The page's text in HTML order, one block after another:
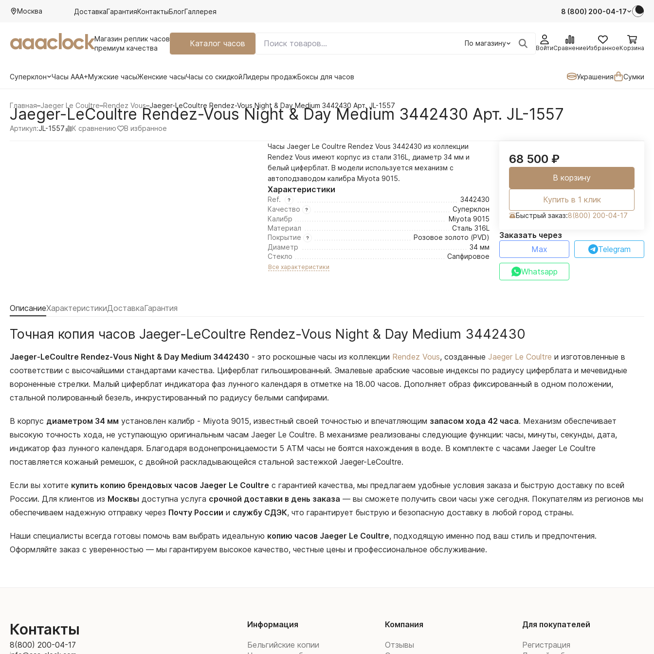
Москва ДоставкаГарантияКонтактыБлогГаллерея 8 (800) 200-04-17
aaaclockМагазин реплик часов
премиум качества
Каталог часов По магазину
ВойтиСравнениеИзбранноеКорзина
Суперклон Часы AAA+Мужские часыЖенские часыЧасы со скидкойЛидеры продажБоксы для часов Украшения Сумки
Главная–Jaeger Le Coultre–Rendez Vous–Jaeger-LeCoultre Rendez-Vous Night & Day Medium 3442430 Арт. JL-1557
Jaeger-LeCoultre Rendez-Vous Night & Day Medium 3442430 Арт. JL-1557
Артикул:JL-1557 К сравнению В избранное
Часы Jaeger Le Coultre Rendez Vous 3442430 из коллекции
Rendez Vous имеют корпус из стали 316L, диаметр 34 мм и
белый циферблат. В модели используется механизм с
автоподзаводом калибра Miyota 9015.
Характеристики
Ref.
3442430
Качество
Суперклон
Калибр
Miyota 9015
Материал
Сталь 316L
Покрытие
Розовое золото (PVD)
Диаметр
34 мм
Стекло
Сапфировое
Все характеристики
68 500 ₽
В корзину
Купить в 1 клик
Быстрый заказ:8(800) 200-04-17
Заказать через
Max
Telegram
Whatsapp
ОписаниеХарактеристикиДоставкаГарантия
Точная копия часов Jaeger-LeCoultre Rendez-Vous Night & Day Medium 3442430
Jaeger-LeCoultre Rendez-Vous Night & Day Medium 3442430 - это роскошные часы из коллекции Rendez Vous, созданные Jaeger Le Coultre и изготовленные в
соответствии с высочайшими стандартами качества. Циферблат гильошированный. Эмалевые арабские часовые индексы по радиусу циферблата и мечевидные
вороненные стрелки. Малый циферблат индикатора фаз лунного календаря в отметке на 18.00 часов. Дополняет образ фиксированный в одном положении,
стальной полированный безель, инкрустированный по радиусу белыми сапфирами.
В корпус диаметром 34 мм установлен калибр - Miyota 9015, известный своей точностью и впечатляющим запасом хода 42 часа. Механизм обеспечивает
высокую точность хода, не уступающую оригинальным часам Jaeger Le Coultre. В механизме реализованы следующие функции: часы, минуты, секунды, дата,
индикатор фаз лунного календаря. Благодаря водонепроницаемости 5 АТМ часы не боятся нахождения в воде. В комплекте с часами Jaeger Le Coultre
поставляется кожаный ремешок, с двойной раскладывающейся стальной застежкой Jaeger-LeCoultre.
Если вы хотите купить копию брендовых часов Jaeger Le Coultre с гарантией качества, мы предлагаем удобные условия заказа и быструю доставку по всей
России. Для клиентов из Москвы доступна услуга срочной доставки в день заказа — вы сможете получить свои часы уже сегодня. Покупателям из регионов мы
обеспечиваем надежную отправку через Почту России и службу СДЭК, что гарантирует быструю и безопасную доставку в любой город страны.
Наши специалисты всегда готовы помочь вам выбрать идеальную копию часов Jaeger Le Coultre, подходящую именно под ваш стиль и предпочтения.
Оформляйте заказ с уверенностью — мы гарантируем высокое качество, честные цены и профессиональное обслуживание.
Контакты
8(800) 200-04-17
Информация
Бельгийские копии
Компания
Отзывы
Для покупателей
Регистрация